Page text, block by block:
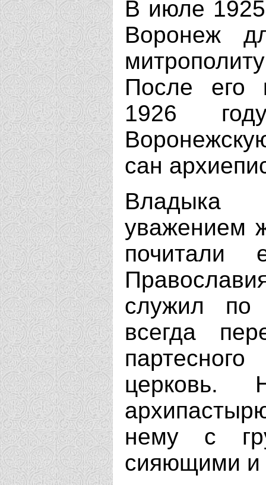
В июле
Воронеж
После его
1926
сан
Владыка
уважением
почитали
служил по
всегда
нему с
сияющими